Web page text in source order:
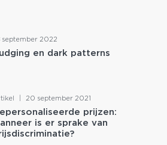
september 2022
en dark patterns
20 september 2021
prijzen:
is er sprake van